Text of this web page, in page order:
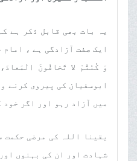
یہ بات بھی قابل ذکر ہے
ایک صفت آزادگی ہے ،
وَ كُنْتُمْ لا تَخافُونَ
ابوسفیان کی پیروی کرنے
میں آزاد رہو اور اگر
یقینا اللہ کی مرضی
شہادت اور ان کی بہنوں